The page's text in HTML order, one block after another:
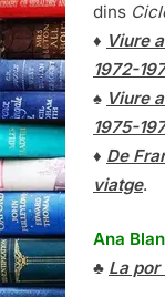
dins
♦ Viure
1972-
♠ Viure
1975-
♦ De
viatge.
Ana
♣ La